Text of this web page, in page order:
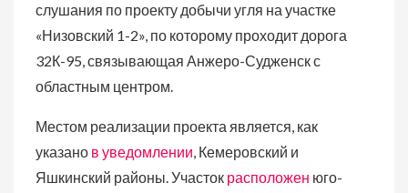
слушания по проекту добычи угля на участке
«Низовский 1-2», по которому проходит дорога
32К-95, связывающая Анжеро-Судженск с
областным центром.
Местом реализации проекта является, как
указано в уведомлении, Кемеровский и
Яшкинский районы. Участок расположен юго-